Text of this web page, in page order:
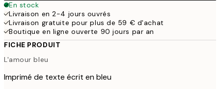
En stock
Livraison en 2-4 jours ouvrés
Livraison gratuite pour plus de 59 € d'achat
Boutique en ligne ouverte 90 jours par an
FICHE PRODUIT
L'amour bleu
Imprimé de texte écrit en bleu